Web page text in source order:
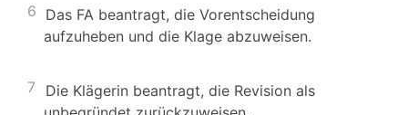
6 Das FA beantragt, die Vorentscheidung
aufzuheben und die Klage abzuweisen.
7
Die Klägerin beantragt, die Revision als